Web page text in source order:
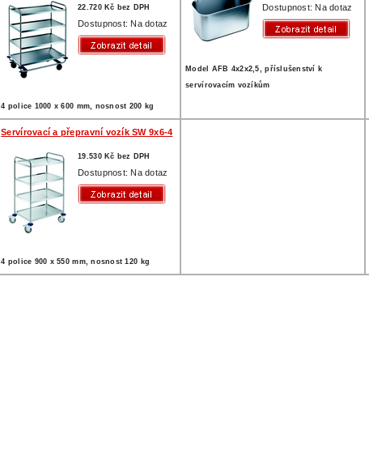
22.720 Kč bez DPH
Dostupnost: Na dotaz
4 police 1000 x 600 mm, nosnost 200 kg
Dostupnost: Na dotaz
Model AFB 4x2x2,5, příslušenství k
servírovacím vozíkům
Servírovací a přepravní vozík SW 9x6-4
19.530 Kč bez DPH
Dostupnost: Na dotaz
4 police 900 x 550 mm, nosnost 120 kg